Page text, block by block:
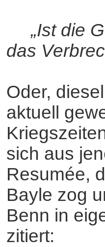
„Ist die
das
Oder,
aktuell
sich aus
Resumée,
Bayle zog
Benn in
zitiert: